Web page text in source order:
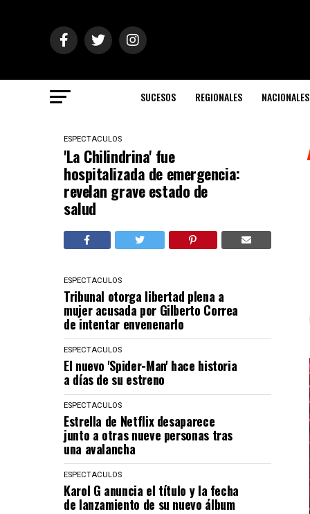
SUCESOS REGIONALES NACIONALES
ESPECTACULOS
'La Chilindrina' fue
hospitalizada de emergencia:
revelan grave estado de
salud
ESPECTACULOS
Tribunal otorga libertad plena a
mujer acusada por Gilberto Correa
de intentar envenenarlo
ESPECTACULOS
El nuevo 'Spider-Man' hace historia
a días de su estreno
ESPECTACULOS
Estrella de Netflix desaparece
junto a otras nueve personas tras
una avalancha
ESPECTACULOS
Karol G anuncia el título y la fecha
de lanzamiento de su nuevo álbum